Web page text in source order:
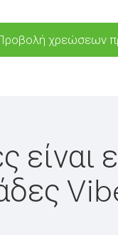
χρεώσεων